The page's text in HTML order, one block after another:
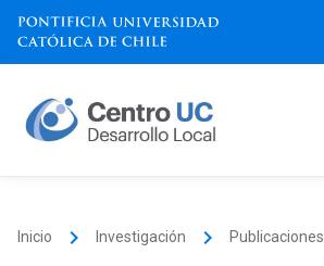
Skip
content
Inicio keyboard_arrow_right Investigación keyboard_arrow_right Publicaciones